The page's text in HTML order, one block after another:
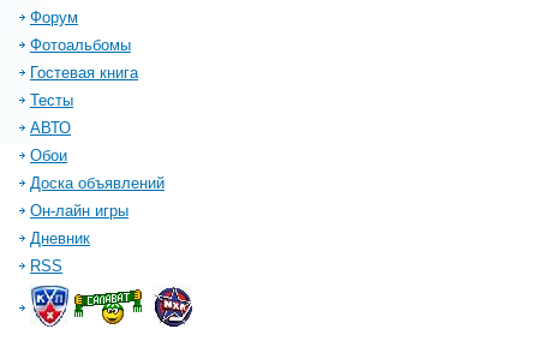
Форум
Фотоальбомы
Гостевая книга
Тесты
АВТО
Обои
Доска объявлений
Он-лайн игры
Дневник
RSS